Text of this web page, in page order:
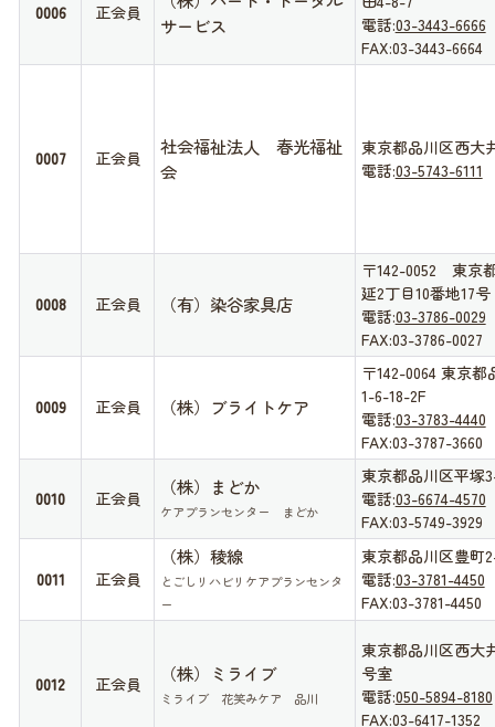
0006 正会員
サービス
電話:03-3443-6666
FAX:03-3443-6664
0007 正会員
社会福祉法人 春光福祉
会
東京都品川区西大
電話:03-5743-6111
0008 正会員 （有）染谷家具店
〒142-0052 東京
延2丁目10番地17号
電話:03-3786-0029
FAX:03-3786-0027
0009 正会員 （株）ブライトケア
〒142-0064 東京
1-6-18-2F
電話:03-3783-4440
FAX:03-3787-3660
0010 正会員 （株）まどか
ケアプランセンター まどか
東京都品川区平塚
電話:03-6674-4570
FAX:03-5749-3929
0011 正会員
（株）稜線
とごしリハビリケアプランセンタ
ー
東京都品川区豊町
電話:03-3781-4450
FAX:03-3781-4450
0012 正会員 （株）ミライブ
ミライブ 花笑みケア 品川
東京都品川区西大
号室
電話:050-5894-8180
FAX:03-6417-1352